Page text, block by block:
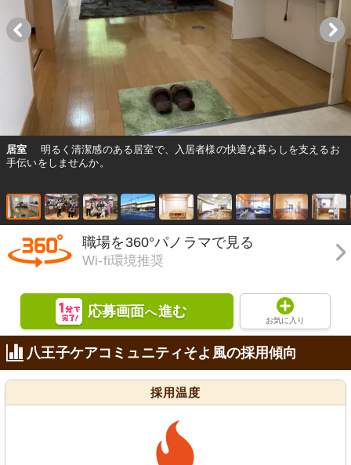
居室
明るく清潔感のある居室で、入居者様の快適な暮らしを支えるお
手伝いをしませんか。
職場を360°パノラマで見る
Wi-fi環境推奨
応募画面へ進む
お気に入り
八王子ケアコミュニティそよ風の採用傾向
採用温度